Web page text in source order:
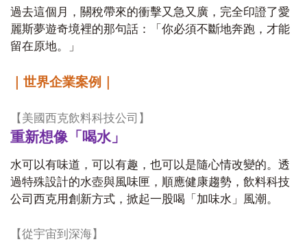
過去這個月，關稅帶來的衝擊又急又廣，完全印證了愛
麗斯夢遊奇境裡的那句話：「你必須不斷地奔跑，才能
留在原地。」
｜世界企業案例｜
【美國西克飲料科技公司】
重新想像「喝水」
水可以有味道，可以有趣，也可以是隨心情改變的。透
過特殊設計的水壺與風味匣，順應健康趨勢，飲料科技
公司西克用創新方式，掀起一股喝「加味水」風潮。
【從宇宙到深海】